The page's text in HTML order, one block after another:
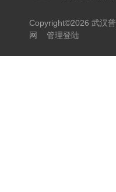
Copyright©2026 武汉
网
管理登陆